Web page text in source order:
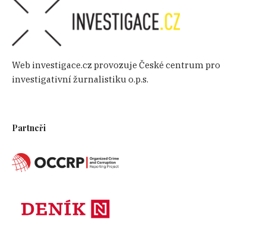
Web investigace.cz provozuje České centrum pro
investigativní žurnalistiku o.p.s.
Partneři